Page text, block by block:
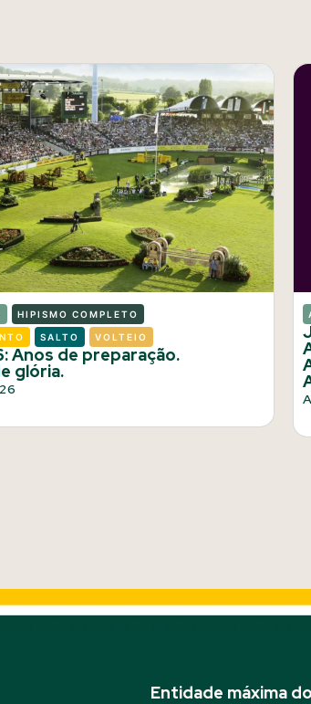
HIPISMO COMPLETO
SALTO VOLTEIO
Anos de preparação.
glória.
Entidade máxima